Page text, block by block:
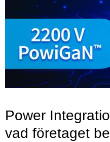
Power
vad företaget